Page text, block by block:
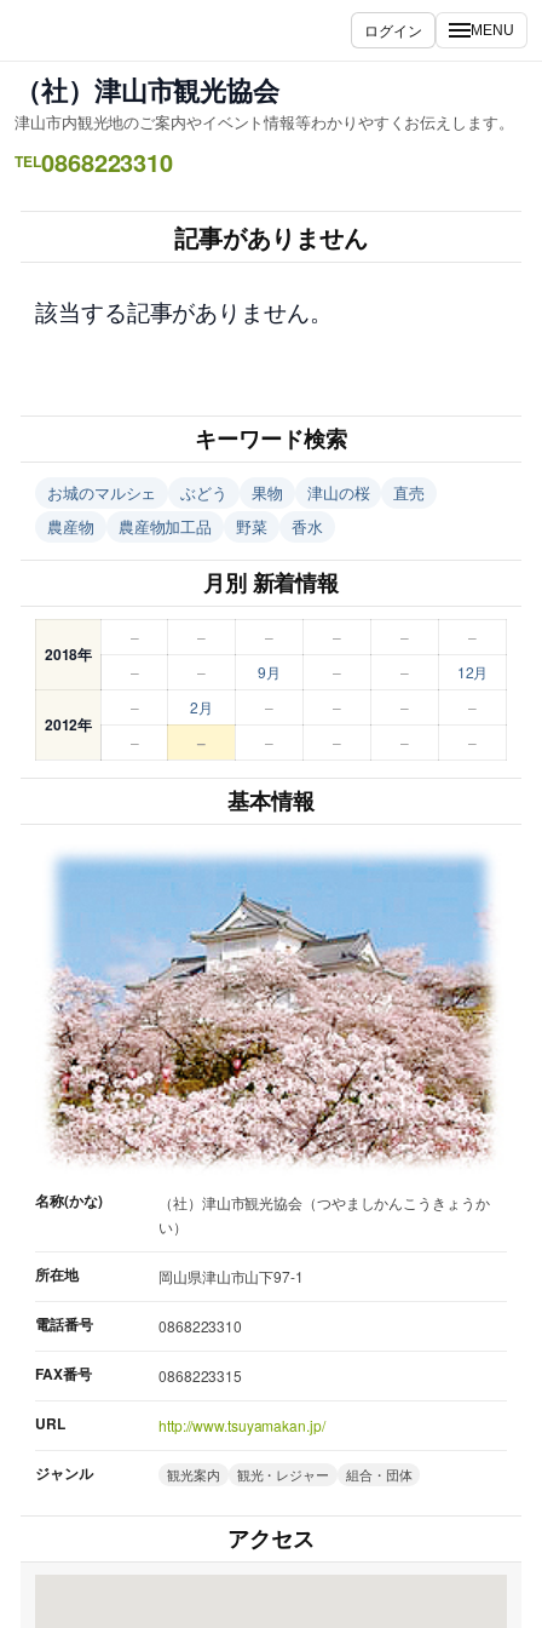
キ
ッ
ログイン MENU
（社）津山市観光協会
津山市内観光地のご案内やイベント情報等わかりやすくお伝えします。
TEL0868223310
記事がありません
該当する記事がありません。
キーワード検索
お城のマルシェ ぶどう 果物 津山の桜
直売
農産物
農産物加工品 野菜 香水
月別 新着情報
2018年
– – – – –
–
–
– 9月 – – 12月
2012年
– 2月 – – –
–
–
– – – – –
基本情報
名称(かな)
（社）津山市観光協会（つやましかんこうきょうか
い）
所在地 岡山県津山市山下97-1
電話番号 0868223310
FAX番号 0868223315
URL http://www.tsuyamakan.jp/
ジャンル 観光案内 観光・レジャー 組合・団体
アクセス